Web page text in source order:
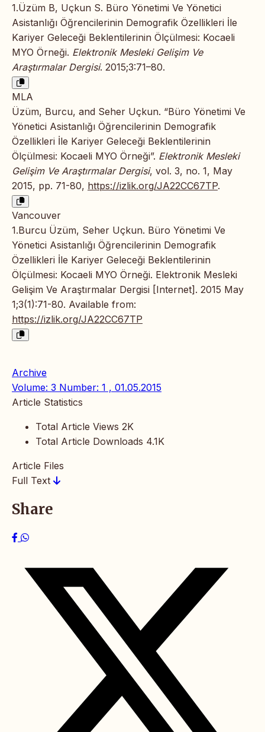
1.Üzüm B, Uçkun S. Büro Yönetimi Ve Yönetici
Asistanlığı Öğrencilerinin Demografik Özellikleri İle
Kariyer Geleceği Beklentilerinin Ölçülmesi: Kocaeli
MYO Örneği. Elektronik Mesleki Gelişim Ve
Araştırmalar Dergisi. 2015;3:71–80.
MLA
Üzüm, Burcu, and Seher Uçkun. “Büro Yönetimi Ve
Yönetici Asistanlığı Öğrencilerinin Demografik
Özellikleri İle Kariyer Geleceği Beklentilerinin
Ölçülmesi: Kocaeli MYO Örneği”. Elektronik Mesleki
Gelişim Ve Araştırmalar Dergisi, vol. 3, no. 1, May
2015, pp. 71-80, https://izlik.org/JA22CC67TP.
Vancouver
1.Burcu Üzüm, Seher Uçkun. Büro Yönetimi Ve
Yönetici Asistanlığı Öğrencilerinin Demografik
Özellikleri İle Kariyer Geleceği Beklentilerinin
Ölçülmesi: Kocaeli MYO Örneği. Elektronik Mesleki
Gelişim Ve Araştırmalar Dergisi [Internet]. 2015 May
1;3(1):71-80. Available from:
https://izlik.org/JA22CC67TP
Archive
Volume: 3 Number: 1 , 01.05.2015
Article Statistics
Total Article Views 2K
Total Article Downloads 4.1K
Article Files
Full Text
Share